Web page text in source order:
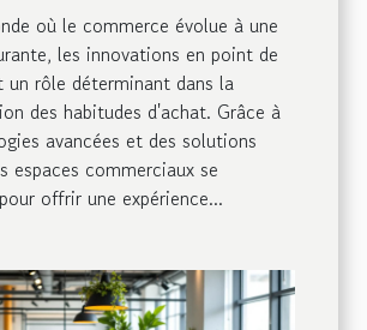
où le commerce évolue à une
les innovations en point de
un rôle déterminant dans la
des habitudes d'achat. Grâce à
avancées et des solutions
espaces commerciaux se
offrir une expérience...